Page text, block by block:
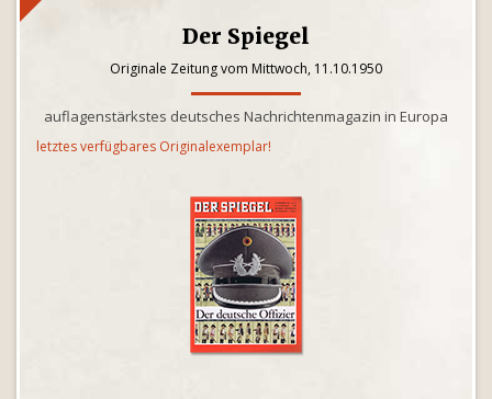
Der Spiegel
Originale Zeitung vom Mittwoch, 11.10.1950
auflagenstärkstes deutsches Nachrichtenmagazin in Europa
letztes verfügbares Originalexemplar!